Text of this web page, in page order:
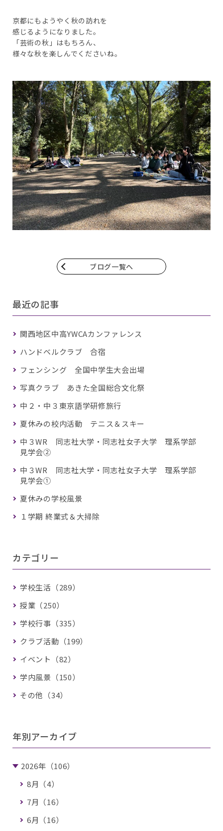
京都にもようやく秋の訪れを
感じるようになりました。
「芸術の秋」はもちろん、
様々な秋を楽しんでくださいね。
ブログ一覧へ
最近の記事
関西地区中高YWCAカンファレンス
ハンドベルクラブ 合宿
フェンシング 全国中学生大会出場
写真クラブ あきた全国総合文化祭
中２・中３東京語学研修旅行
夏休みの校内活動 テニス＆スキー
中３WR 同志社大学・同志社女子大学 理系学部
見学会②
中３WR 同志社大学・同志社女子大学 理系学部
見学会①
夏休みの学校風景
１学期 終業式＆大掃除
カテゴリー
学校生活（289）
授業（250）
学校行事（335）
クラブ活動（199）
イベント（82）
学内風景（150）
その他（34）
年別アーカイブ
2026年（106）
8月（4）
7月（16）
6月（16）